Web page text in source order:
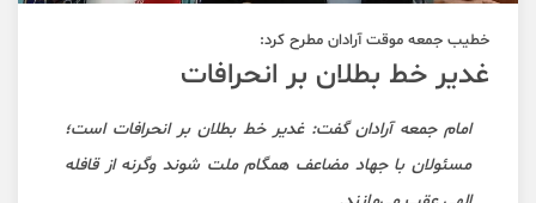
خطیب جمعه موقت آرادان مطرح کرد:
غدیر خط بطلان بر انحرافات
امام جمعه آرادان گفت: غدیر خط بطلان بر انحرافات است؛
مسئولان با جهاد مضاعف همگام ملت شوند وگرنه از قافله